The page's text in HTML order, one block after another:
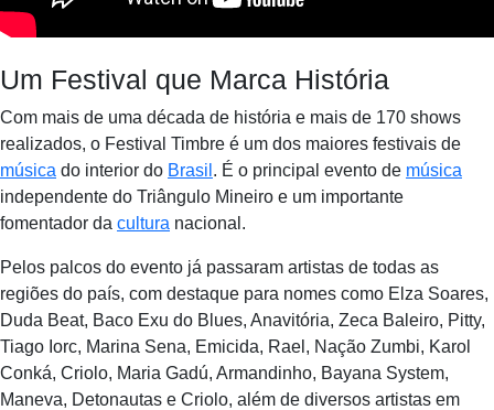
Um Festival que Marca História
Com mais de uma década de história e mais de 170 shows
realizados, o Festival Timbre é um dos maiores festivais de
música do interior do Brasil . É o principal evento de música
independente do Triângulo Mineiro e um importante
fomentador da cultura nacional.
Pelos palcos do evento já passaram artistas de todas as
regiões do país, com destaque para nomes como Elza Soares,
Duda Beat, Baco Exu do Blues, Anavitória, Zeca Baleiro, Pitty,
Tiago Iorc, Marina Sena, Emicida, Rael, Nação Zumbi, Karol
Conká, Criolo, Maria Gadú, Armandinho, Bayana System,
Maneva, Detonautas e Criolo, além de diversos artistas em